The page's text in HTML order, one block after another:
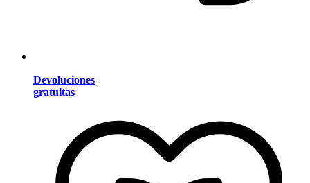
Devoluciones
gratuitas